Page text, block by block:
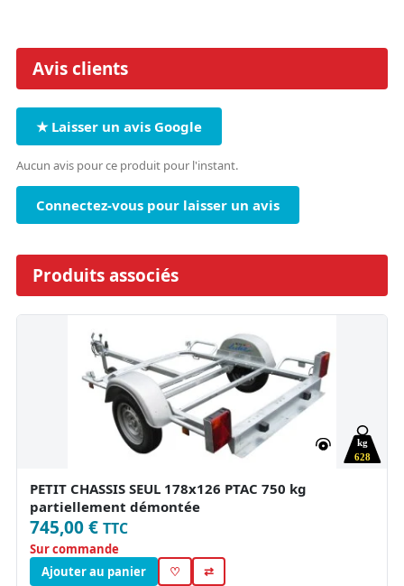
Avis clients
★ Laisser un avis Google
Aucun avis pour ce produit pour l'instant.
Connectez-vous pour laisser un avis
Produits associés
628
kg
PETIT CHASSIS SEUL 178x126 PTAC 750 kg
partiellement démontée
745,00 € TTC
Sur commande
Ajouter au panier
♡ ⇄